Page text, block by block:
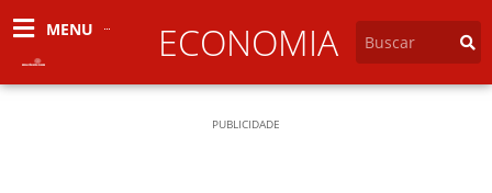
MENU ECONOMIA
PUBLICIDADE